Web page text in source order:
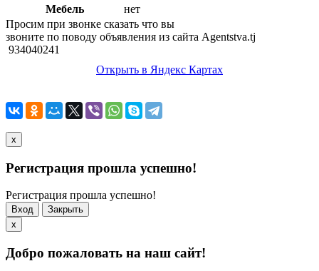
Мебель
нет
Просим при звонке сказать что вы
звоните по поводу объявления из сайта Agentstva.tj
934040241
Открыть в Яндекс Картах
x
Регистрация прошла успешно!
Регистрация прошла успешно!
Вход
Закрыть
x
Добро пожаловать на наш сайт!